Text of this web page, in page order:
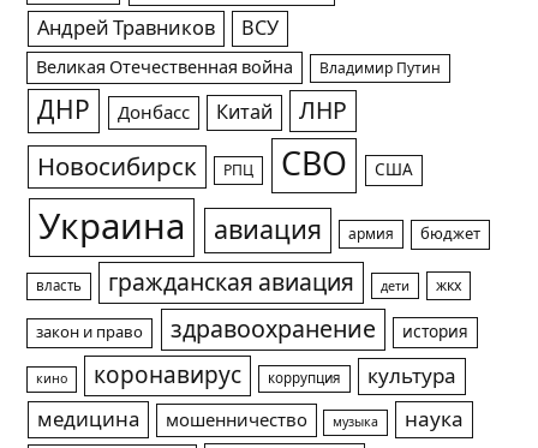
Андрей Травников ВСУ
Великая Отечественная война Владимир Путин
ДНР Донбасс Китай ЛНР
Новосибирск РПЦ СВО США
Украина авиация армия бюджет
власть гражданская авиация дети жкх
закон и право здравоохранение история
кино коронавирус коррупция
культура
медицина
мошенничество музыка
наука